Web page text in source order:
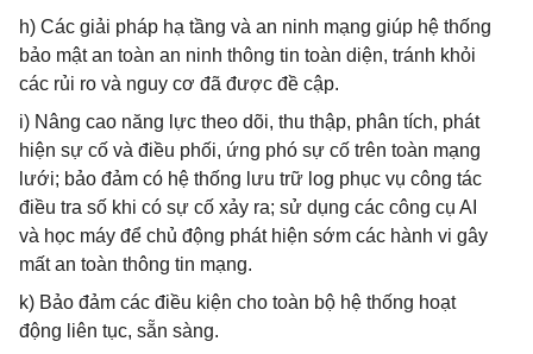
h) Các giải pháp hạ tầng và an ninh mạng giúp hệ thống
bảo mật an toàn an ninh thông tin toàn diện, tránh khỏi
các rủi ro và nguy cơ đã được đề cập.
i) Nâng cao năng lực theo dõi, thu thập, phân tích, phát
hiện sự cố và điều phối, ứng phó sự cố trên toàn mạng
lưới; bảo đảm có hệ thống lưu trữ log phục vụ công tác
điều tra số khi có sự cố xảy ra; sử dụng các công cụ AI
và học máy để chủ động phát hiện sớm các hành vi gây
mất an toàn thông tin mạng.
k) Bảo đảm các điều kiện cho toàn bộ hệ thống hoạt
động liên tục, sẵn sàng.